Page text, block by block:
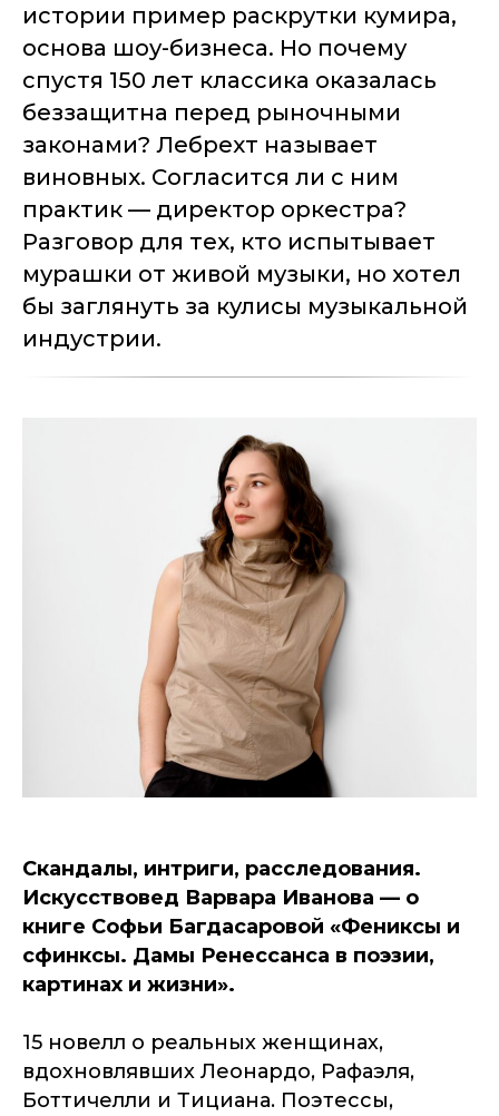
истории пример раскрутки кумира,
основа шоу-бизнеса. Но почему
спустя 150 лет классика оказалась
беззащитна перед рыночными
законами? Лебрехт называет
виновных. Согласится ли с ним
практик — директор оркестра?
Разговор для тех, кто испытывает
мурашки от живой музыки, но хотел
бы заглянуть за кулисы музыкальной
индустрии.
Скандалы, интриги, расследования.
Искусствовед Варвара Иванова — о
книге Софьи Багдасаровой «Фениксы и
сфинксы. Дамы Ренессанса в поэзии,
картинах и жизни».
15 новелл о реальных женщинах,
вдохновлявших Леонардо, Рафаэля,
Боттичелли и Тициана. Поэтессы,